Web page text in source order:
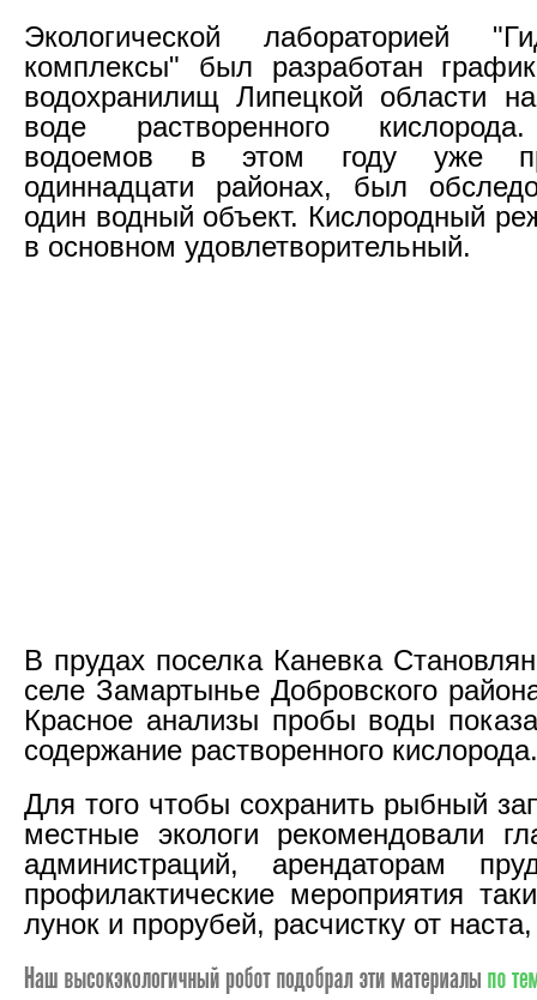
Экологической лабораторией
комплексы" был разработан
водохранилищ Липецкой области
воде растворенного
водоемов в этом году уже
одиннадцати районах, был
один водный объект. Кислородный
в основном удовлетворительный.
В прудах поселка Каневка
селе Замартынье Добровского
Красное анализы пробы воды
содержание растворенного кислорода.
Для того чтобы сохранить рыбный
местные экологи рекомендовали
администраций, арендаторам
профилактические мероприятия
лунок и прорубей, расчистку от